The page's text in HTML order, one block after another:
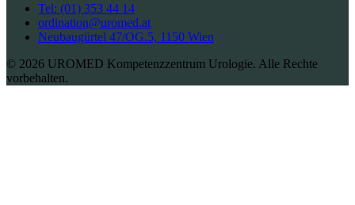
Tel: (01) 353 44 14
ordination@uromed.at
Neubaugürtel 47/OG.5, 1150 Wien
© 2026 UROMED Kompetenzzentrum Urologie. Alle Rechte
vorbehalten.